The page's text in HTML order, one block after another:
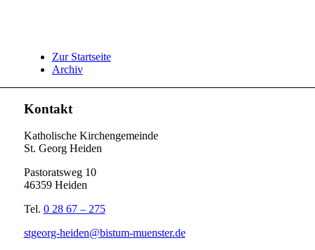
Zur Startseite
Archiv
Kontakt
Katholische Kirchengemeinde
St. Georg Heiden
Pastoratsweg 10
46359 Heiden
Tel. 0 28 67 – 275
stgeorg-heiden@bistum-muenster.de